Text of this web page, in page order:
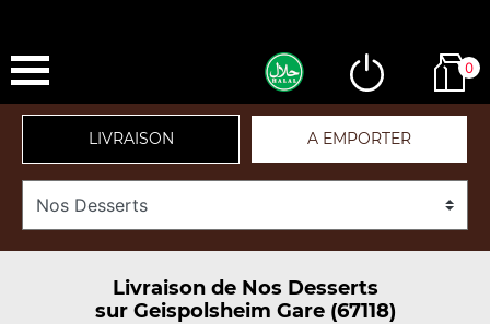
0
LIVRAISON A EMPORTER
Livraison de Nos Desserts
sur Geispolsheim Gare (67118)